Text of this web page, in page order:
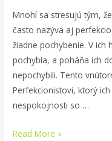
Mnohí sa stresujú tým,
často nazýva aj
žiadne pochybenie. V
pochybia, a poháňa ich
nepochybili. Tento
Perfekcionistovi, ktorý
nespokojnosti so …
O
Read More »